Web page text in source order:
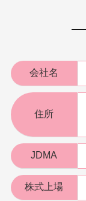
会社名
住所
JDMA
株式上場